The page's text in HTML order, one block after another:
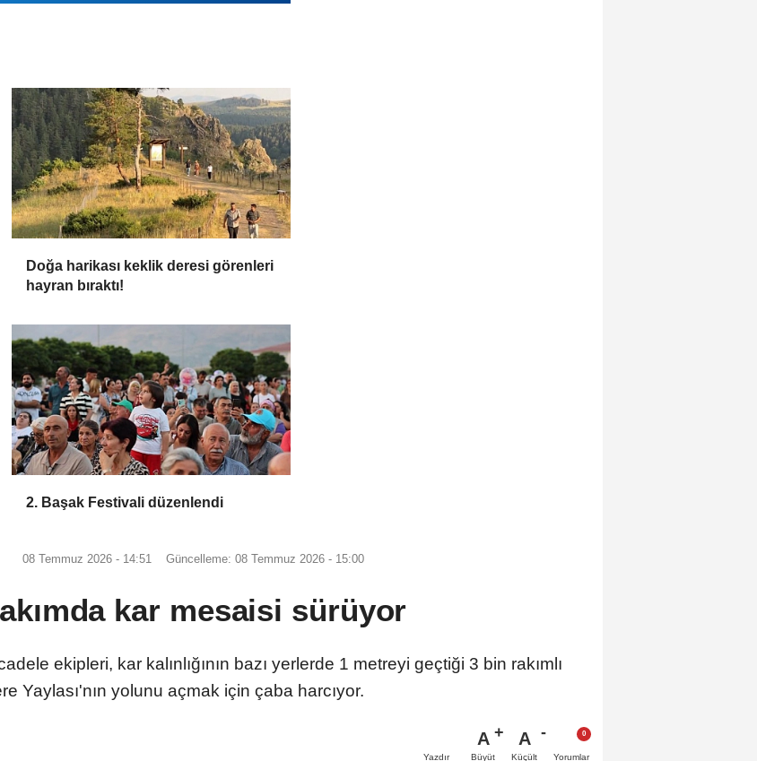
Doğa harikası keklik deresi görenleri
hayran bıraktı!
2. Başak Festivali düzenlendi
08 Temmuz 2026 - 14:51 Güncelleme: 08 Temmuz 2026 - 15:00
kar mesaisi sürüyor
ekipleri, kar kalınlığının bazı yerlerde 1 metreyi geçtiği 3 bin rakımlı
Yaylası'nın yolunu açmak için çaba harcıyor.
Yazdır
A
Büyüt
A
Küçült Yorumlar